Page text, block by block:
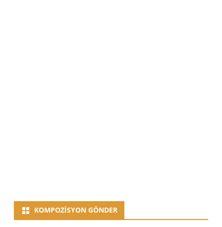
KOMPOZISYON GÖNDER